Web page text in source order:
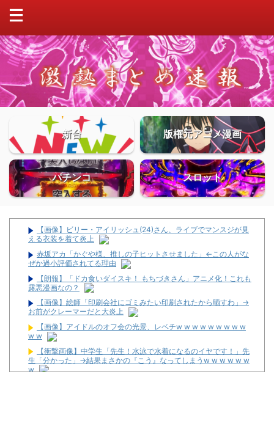
新台 版権元アニメ漫画
パチンコ スロット
【画像】ビリー・アイリッシュ(24)さん、ライブでマンスジが見
える衣装を着て炎上
赤坂アカ「かぐや様、推しの子ヒットさせました」←この人がな
ぜか過小評価されてる理由
【朗報】「ドカ食いダイスキ！ もちづきさん」アニメ化！これも
露悪漫画なの？
【画像】絵師「印刷会社にゴミみたい印刷されたから晒すわ」→
お前がクレーマーだと大炎上
【画像】アイドルのオフ会の光景、レベチw w w w w w w w w
w w
【衝撃画像】中学生「先生！水泳で水着になるのイヤです！」先
生「分かった」→結果まさかの『こう』なってしまうw w w w w w
w